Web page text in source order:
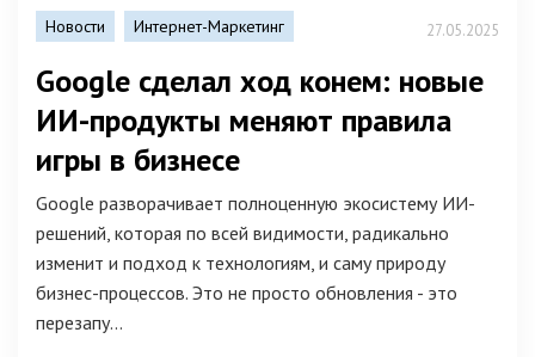
Новости Интернет-Маркетинг 27.05.2025
Google сделал ход конем: новые
ИИ-продукты меняют правила
игры в бизнесе
Google разворачивает полноценную экосистему ИИ-
решений, которая по всей видимости, радикально
изменит и подход к технологиям, и саму природу
бизнес-процессов. Это не просто обновления - это
перезапу...